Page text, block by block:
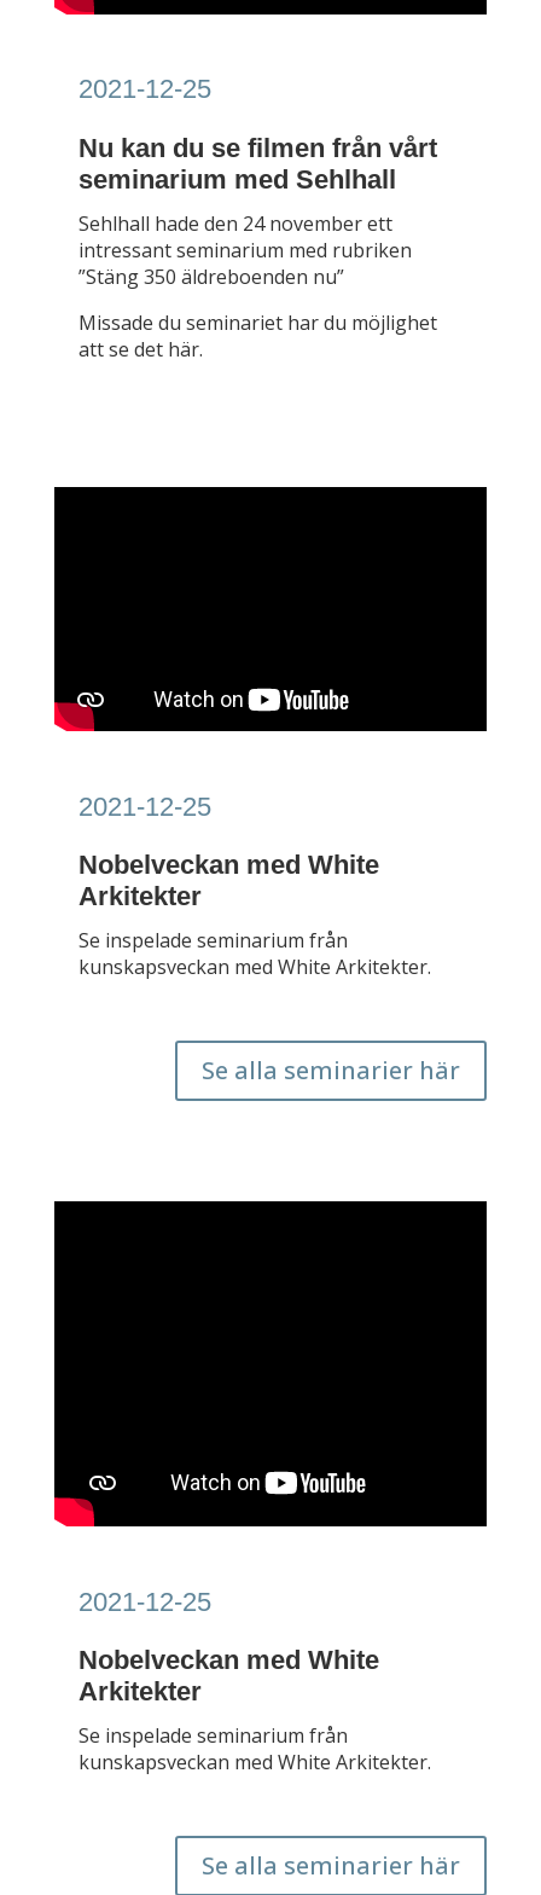
2021-12-25
Nu kan du se filmen från vårt
seminarium med Sehlhall
Sehlhall hade den 24 november ett
intressant seminarium med rubriken
”Stäng 350 äldreboenden nu”
Missade du seminariet har du möjlighet
att se det här.
2021-12-25
Nobelveckan med White
Arkitekter
Se inspelade seminarium från
kunskapsveckan med White Arkitekter.
Se alla seminarier här
2021-12-25
Nobelveckan med White
Arkitekter
Se inspelade seminarium från
kunskapsveckan med White Arkitekter.
Se alla seminarier här